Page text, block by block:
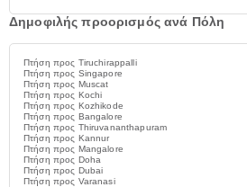
Δημοφιλής προορισμός ανά Πόλη
Πτήση προς Tiruchirappalli
Πτήση προς Singapore
Πτήση προς Muscat
Πτήση προς Kochi
Πτήση προς Kozhikode
Πτήση προς Bangalore
Πτήση προς Thiruvananthapuram
Πτήση προς Kannur
Πτήση προς Mangalore
Πτήση προς Doha
Πτήση προς Dubai
Πτήση προς Varanasi